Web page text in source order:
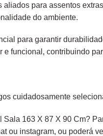
para assentos
do ambiente.
para garantir
funcional, contribuindo
cuidadosamente
163 X 87 X 90 Cm?
ou instagram, ou poderá